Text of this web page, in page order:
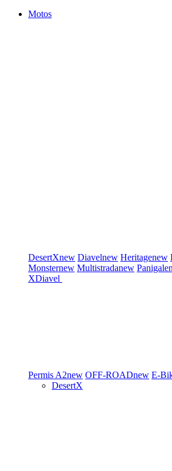
Motos
DesertXnew Diavelnew Heritagenew
Monsternew Multistradanew Panigale
XDiavel
Permis A2new OFF-ROADnew E-
DesertX